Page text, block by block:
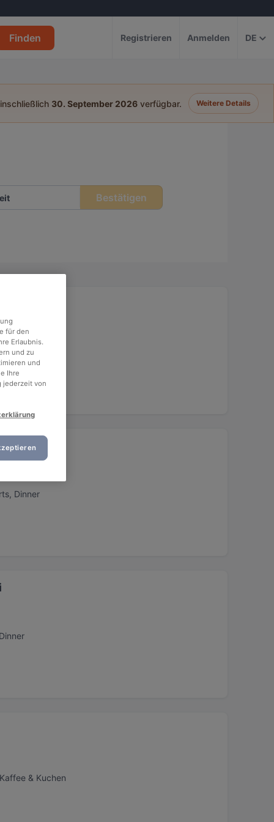
Finden Registrieren Anmelden DE
30. September 2026 verfügbar. Weitere Details
Bestätigen
Dinner
& Kuchen
für den
Erlaubnis.
und zu
und
Ihre
jederzeit von